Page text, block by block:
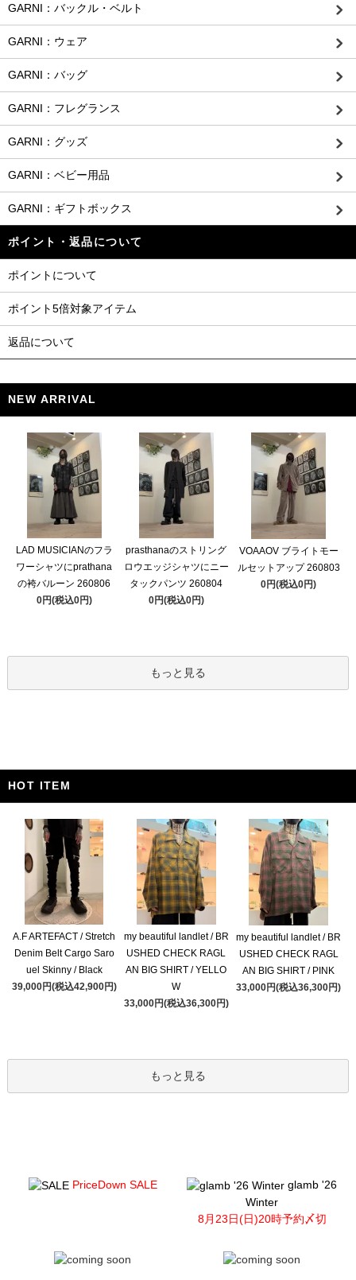
GARNI：バックル・ベルト
GARNI：ウェア
GARNI：バッグ
GARNI：フレグランス
GARNI：グッズ
GARNI：ベビー用品
GARNI：ギフトボックス
ポイント・返品について
ポイントについて
ポイント5倍対象アイテム
返品について
NEW ARRIVAL
LAD MUSICIANのフラ
ワーシャツにprathana
の袴バルーン 260806
0円(税込0円)
prasthanaのストリング
ロウエッジシャツにニー
タックパンツ 260804
0円(税込0円)
VOAAOV ブライトモー
ルセットアップ 260803
0円(税込0円)
もっと見る
HOT ITEM
A.F ARTEFACT / Stretch
Denim Belt Cargo Saro
uel Skinny / Black
39,000円(税込42,900円)
my beautiful landlet / BR
USHED CHECK RAGL
AN BIG SHIRT / YELLO
W
33,000円(税込36,300円)
my beautiful landlet / BR
USHED CHECK RAGL
AN BIG SHIRT / PINK
33,000円(税込36,300円)
もっと見る
PriceDown SALE
glamb '26
Winter
8月23日(日)20時予約〆切